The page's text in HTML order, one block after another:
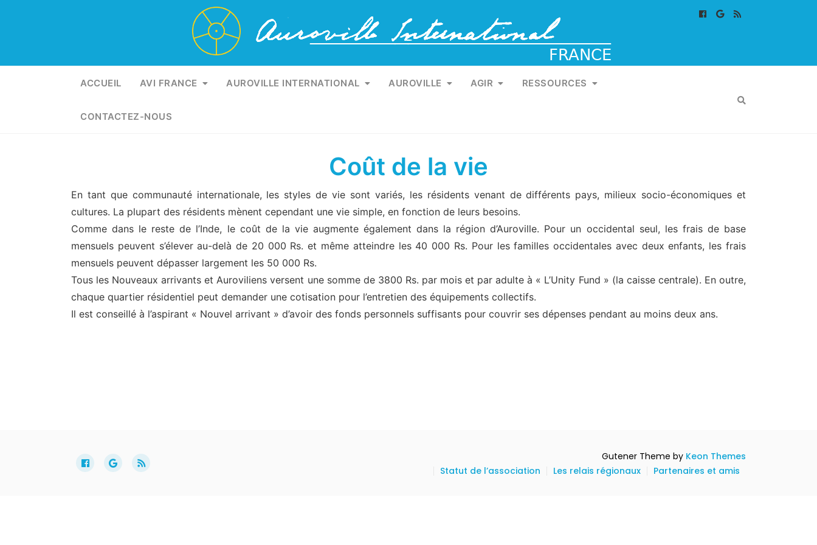
1
ACCUEIL AVI FRANCE AUROVILLE INTERNATIONAL AUROVILLE AGIR RESSOURCES
CONTACTEZ-NOUS
Coût de la vie
En tant que communauté internationale, les styles de vie sont variés, les résidents venant de différents pays, milieux socio-économiques et
cultures. La plupart des résidents mènent cependant une vie simple, en fonction de leurs besoins.
Comme dans le reste de l’Inde, le coût de la vie augmente également dans la région d’Auroville. Pour un occidental seul, les frais de base
mensuels peuvent s’élever au-delà de 20 000 Rs. et même atteindre les 40 000 Rs. Pour les familles occidentales avec deux enfants, les frais
mensuels peuvent dépasser largement les 50 000 Rs.
Tous les Nouveaux arrivants et Auroviliens versent une somme de 3800 Rs. par mois et par adulte à « L’Unity Fund » (la caisse centrale). En outre,
chaque quartier résidentiel peut demander une cotisation pour l’entretien des équipements collectifs.
Il est conseillé à l’aspirant « Nouvel arrivant » d’avoir des fonds personnels suffisants pour couvrir ses dépenses pendant au moins deux ans.
Gutener Theme by Keon Themes
Statut de l’association
Les relais régionaux Partenaires et amis